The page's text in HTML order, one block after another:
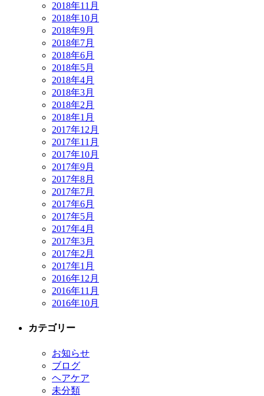
2018年11月
2018年10月
2018年9月
2018年7月
2018年6月
2018年5月
2018年4月
2018年3月
2018年2月
2018年1月
2017年12月
2017年11月
2017年10月
2017年9月
2017年8月
2017年7月
2017年6月
2017年5月
2017年4月
2017年3月
2017年2月
2017年1月
2016年12月
2016年11月
2016年10月
カテゴリー
お知らせ
ブログ
ヘアケア
未分類